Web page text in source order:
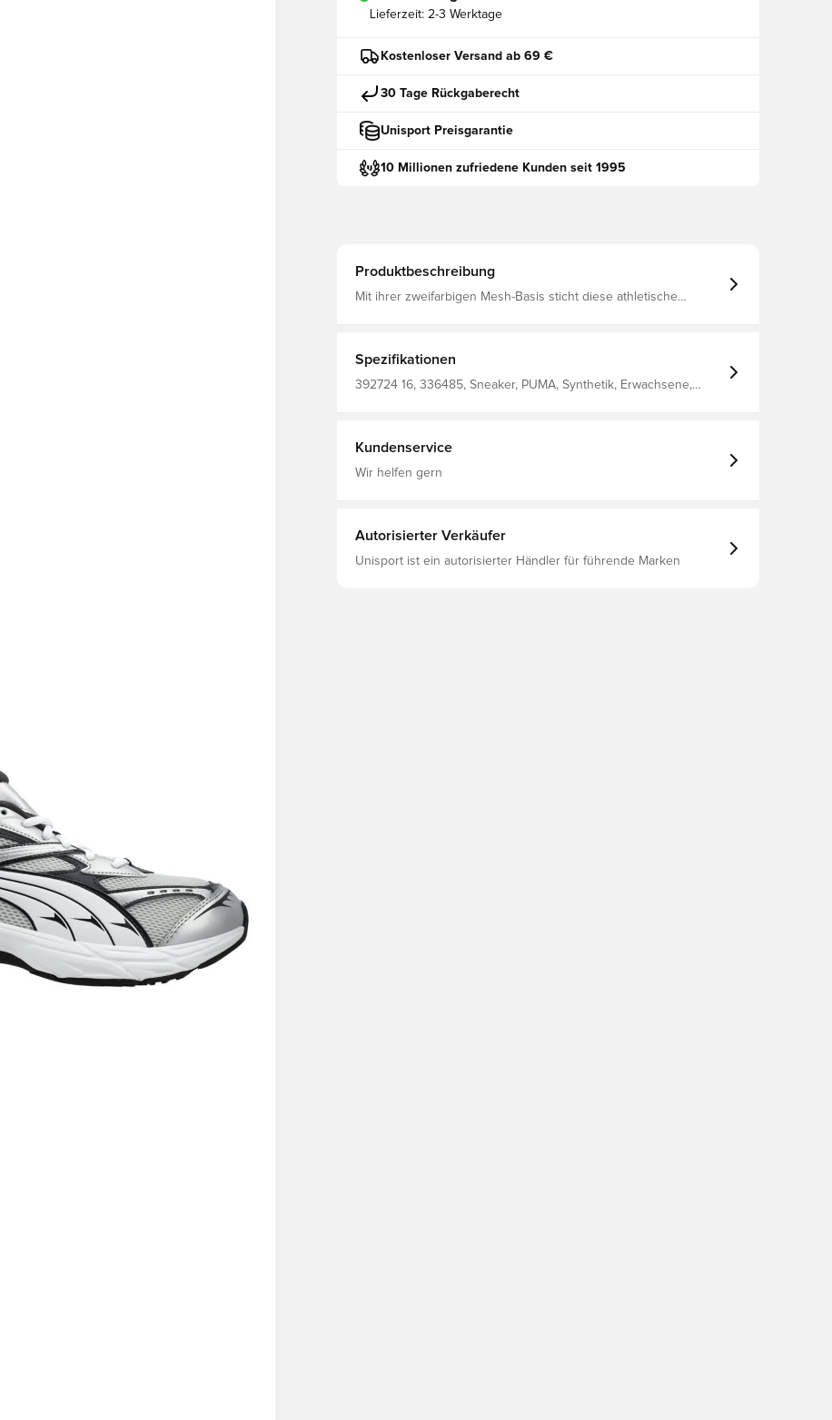
Lieferzeit: 2-3 Werktage
Kostenloser Versand ab 69 €
30 Tage Rückgaberecht
Unisport Preisgarantie
10 Millionen zufriedene Kunden seit 1995
Produktbeschreibung
Mit ihrer zweifarbigen Mesh-Basis sticht diese athletische
Spezifikationen
392724 16, 336485, Sneaker, PUMA, Synthetik, Erwachsene,
Kundenservice
Wir helfen gern
Autorisierter Verkäufer
Unisport ist ein autorisierter Händler für führende Marken